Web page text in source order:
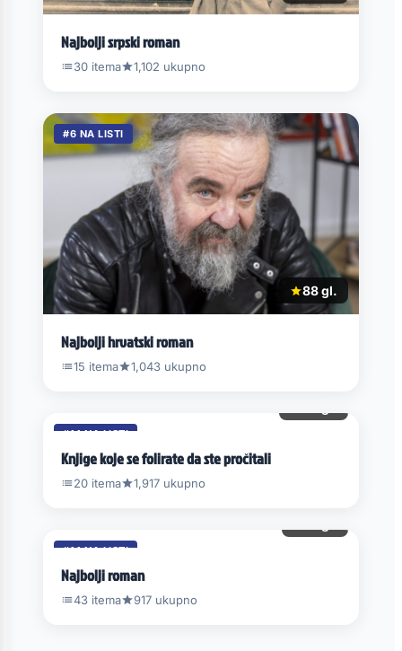
Najbolji srpski roman
30 itema 1,102 ukupno
#6 NA LISTI
88 gl.
Najbolji hrvatski roman
15 itema 1,043 ukupno
#14 NA LISTI
Knjige koje se folirate da ste pročitali
20 itema 1,917 ukupno
#14 NA LISTI
Najbolji roman
43 itema 917 ukupno